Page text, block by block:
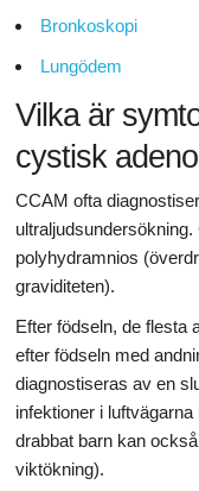
Bronkoskopi
Lungödem
Vilka är
cystisk
CCAM ofta
polyhydramnios
graviditeten).
Efter födseln, de flesta
efter födseln med
diagnostiseras av en
infektioner i
drabbat barn kan
viktökning).